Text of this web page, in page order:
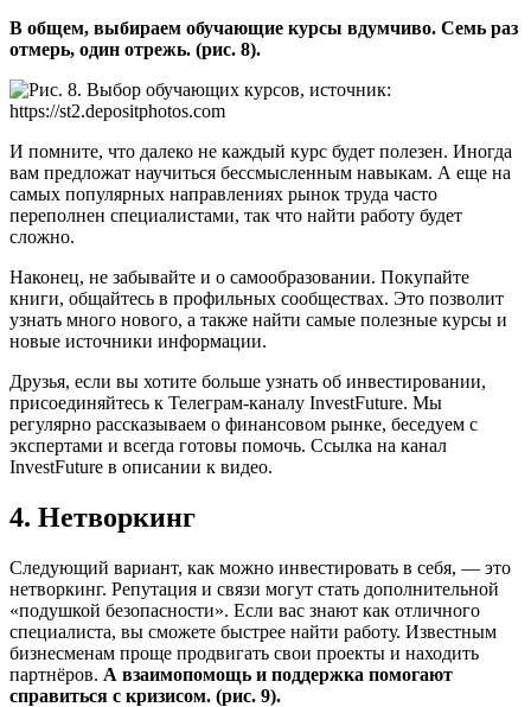
В общем, выбираем обучающие курсы вдумчиво. Семь раз
отмерь, один отрежь. (рис. 8).
И помните, что далеко не каждый курс будет полезен. Иногда
вам предложат научиться бессмысленным навыкам. А еще на
самых популярных направлениях рынок труда часто
переполнен специалистами, так что найти работу будет
сложно.
Наконец, не забывайте и о самообразовании. Покупайте
книги, общайтесь в профильных сообществах. Это позволит
узнать много нового, а также найти самые полезные курсы и
новые источники информации.
Друзья, если вы хотите больше узнать об инвестировании,
присоединяйтесь к Телеграм-каналу InvestFuture. Мы
регулярно рассказываем о финансовом рынке, беседуем с
экспертами и всегда готовы помочь. Ссылка на канал
InvestFuture в описании к видео.
4. Нетворкинг
Следующий вариант, как можно инвестировать в себя, — это
нетворкинг. Репутация и связи могут стать дополнительной
«подушкой безопасности». Если вас знают как отличного
специалиста, вы сможете быстрее найти работу. Известным
бизнесменам проще продвигать свои проекты и находить
партнёров. А взаимопомощь и поддержка помогают
справиться с кризисом. (рис. 9).